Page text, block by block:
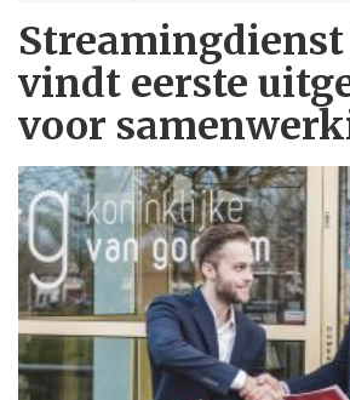
Streamingdienst
vindt eerste
voor